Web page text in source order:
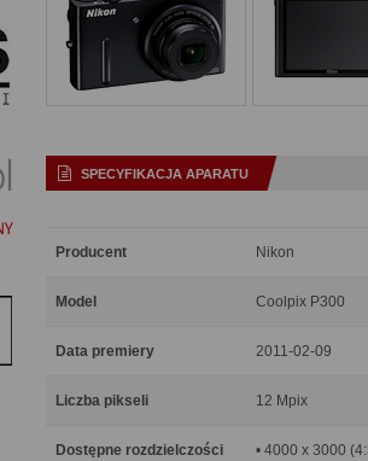
SPECYFIKACJA APARATU
Producent Nikon
Model Coolpix P300
Data premiery 2011-02-09
Liczba pikseli 12 Mpix
Dostępne rozdzielczości
• 4000 x 3000